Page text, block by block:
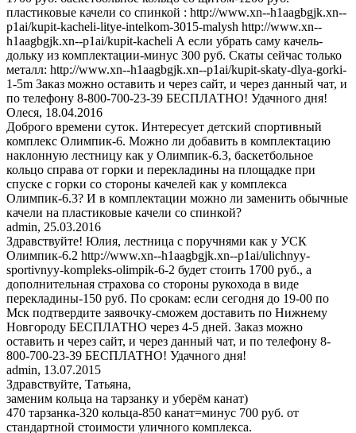
пластиковые качели со спинкой : http://www.xn--h1aagbgjk.xn--
p1ai/kupit-kacheli-litye-intelkom-3015-malysh http://www.xn--
h1aagbgjk.xn--p1ai/kupit-kacheli А если убрать саму качель-
дольку из комплектации-минус 300 руб. Скаты сейчас только
металл: http://www.xn--h1aagbgjk.xn--p1ai/kupit-skaty-dlya-gorki-
1-5m Заказ можно оставить и через сайт, и через данный чат, и
по телефону 8-800-700-23-39 БЕСПЛАТНО! Удачного дня!
Олеся, 18.04.2016
Доброго времени суток. Интересует детский спортивный
комплекс Олимпик-6. Можно ли добавить в комплектацию
наклонную лестницу как у Олимпик-6.3, баскетбольное
кольцо справа от горки и перекладины на площадке при
спуске с горки со стороны качелей как у комплекса
Олимпик-6.3? И в комплектации можно ли заменить обычные
качели на пластиковые качели со спинкой?
admin, 25.03.2016
Здравствуйте! Юлия, лестница с поручнями как у УСК
Олимпик-6.2 http://www.xn--h1aagbgjk.xn--p1ai/ulichnyy-
sportivnyy-kompleks-olimpik-6-2 будет стоить 1700 руб., а
дополнительная страхова со стороны рукохода в виде
перекладины-150 руб. По срокам: если сегодня до 19-00 по
Мск подтвердите заявочку-сможем доставить по Нижнему
Новгороду БЕСПЛАТНО через 4-5 дней. Заказ можно
оставить и через сайт, и через данный чат, и по телефону 8-
800-700-23-39 БЕСПЛАТНО! Удачного дня!
admin, 13.07.2015
Здравствуйте, Татьяна,
заменим кольца на тарзанку и уберём канат)
470 тарзанка-320 кольца-850 канат=минус 700 руб. от
стандартной стоимости уличного комплекса.